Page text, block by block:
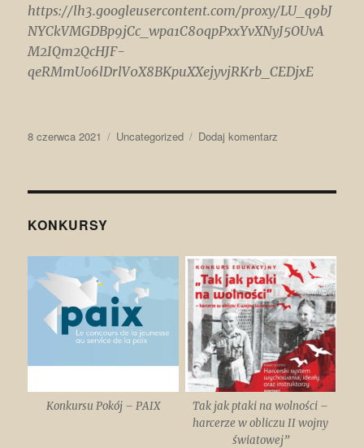
https://lh3.googleusercontent.com/proxy/LU_q9bJ
NYCkVMGDBp9jCc_wpa1C80qpPxxYvXNyJ5OUvA
M2IQm2QcHJF-
qeRMmUo6lDrlV0X8BKpuXXejyvjRKrb_CEDjxE
Data
8 czerwca 2021 Kategorie
Uncategorized Dodaj komentarz
tronie
KONKURSY
Konkursu Pokój – PAIX
Tak jak ptaki na wolności –
harcerze w obliczu II wojny
światowej”